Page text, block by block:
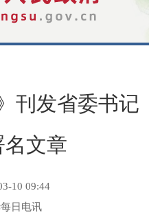
刊发省委书记
文章
10 09:44
日电讯